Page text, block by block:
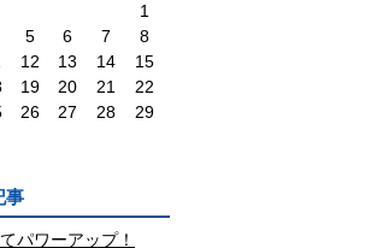
1
5 6 7
8
12 13 14
15
19 20 21
22
26 27 28
29
事
パワーアップ！